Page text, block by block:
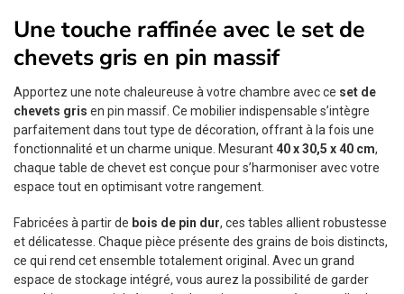
Une touche raffinée avec le set de
chevets gris en pin massif
Apportez une note chaleureuse à votre chambre avec ce set de
chevets gris en pin massif. Ce mobilier indispensable s’intègre
parfaitement dans tout type de décoration, offrant à la fois une
fonctionnalité et un charme unique. Mesurant40 x 30,5 x 40 cm,
chaque table de chevet est conçue pour s’harmoniser avec votre
espace tout en optimisant votre rangement.
Fabricées à partir de bois de pin dur, ces tables allient robustesse
et délicatesse. Chaque pièce présente des grains de bois distincts,
ce qui rend cet ensemble totalement original. Avec un grand
espace de stockage intégré, vous aurez la possibilité de garder